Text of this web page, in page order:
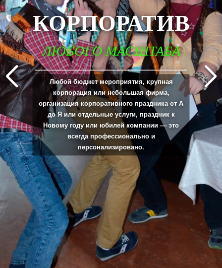
КОРПОРАТИВ
ЛЮБОГО МАСШТАБА
_____________________________________________________________________________
Любой бюджет мероприятия, крупная
корпорация или небольшая фирма,
организация корпоративного праздника от А
до Я или отдельные услуги, праздник к
Новому году или юбилей компании — это
всегда профессионально и
персонализировано.